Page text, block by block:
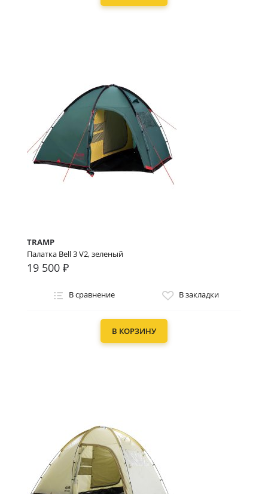
TRAMP
Палатка Bell 3 V2, зеленый
19 500 ₽
В сравнение В закладки
В КОРЗИНУ